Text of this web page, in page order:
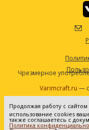
Чрезмерное
Varimcraft.ru —
Сетевое издание
Федеральной службе по
Продолжая работу с сайтом
использование cookies
также соглашаетесь с
Политика